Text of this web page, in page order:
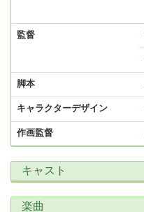
監督
脚本
キャラクターデザイン
作画監督
キャスト
楽曲